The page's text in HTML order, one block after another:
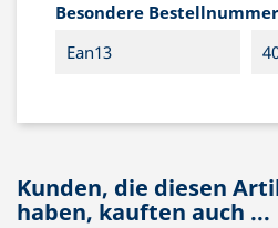
Besondere
Ean13
Kunden, die diesen
haben, kauften auch ...